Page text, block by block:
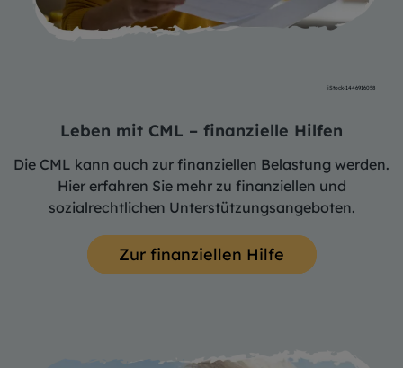
iStock-1446916058
Leben mit CML – finanzielle Hilfen
Die CML kann auch zur finanziellen Belastung werden.
Hier erfahren Sie mehr zu finanziellen und
sozialrechtlichen Unterstützungsangeboten.
Zur finanziellen Hilfe